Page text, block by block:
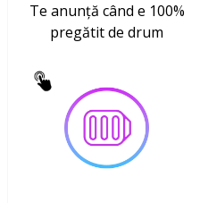
Te anunță când e 100%
pregătit de drum